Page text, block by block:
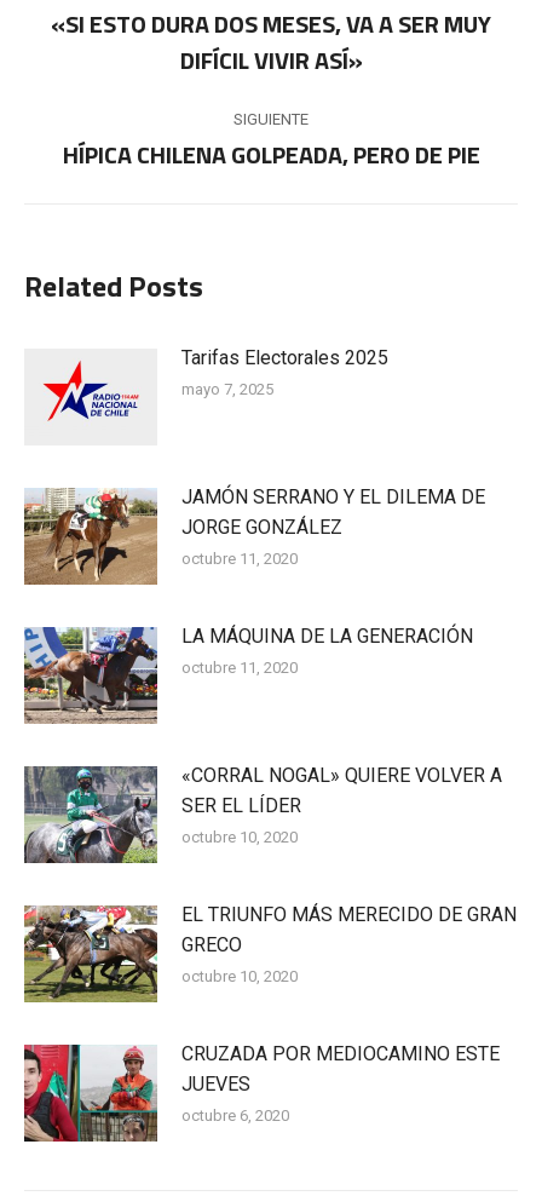
entre
publicaciones
Publicación
anterior:
«SI ESTO DURA DOS MESES, VA A SER MUY
DIFÍCIL VIVIR ASÍ»
SIGUIENTE
Publicación
HÍPICA CHILENA GOLPEADA, PERO DE PIE
Related Posts
Tarifas Electorales 2025
mayo 7, 2025
JAMÓN SERRANO Y EL DILEMA DE
JORGE GONZÁLEZ
octubre 11, 2020
LA MÁQUINA DE LA GENERACIÓN
octubre 11, 2020
«CORRAL NOGAL» QUIERE VOLVER A
SER EL LÍDER
octubre 10, 2020
EL TRIUNFO MÁS MERECIDO DE GRAN
GRECO
octubre 10, 2020
CRUZADA POR MEDIOCAMINO ESTE
JUEVES
octubre 6, 2020